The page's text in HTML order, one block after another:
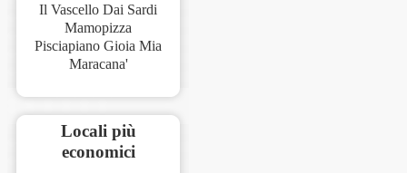
Il Vascello Dai Sardi
Mamopizza
Pisciapiano Gioia Mia
Maracana'
Locali più
economici